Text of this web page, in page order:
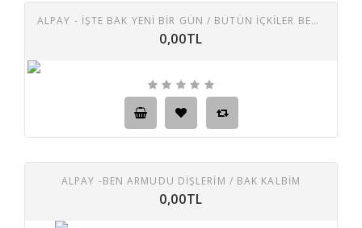
ALPAY - İŞTE BAK YENI BIR GÜN / BÜTÜN İÇKILER BENDEN
0,00TL
ALPAY -BEN ARMUDU DIŞLERIM / BAK KALBIM
0,00TL